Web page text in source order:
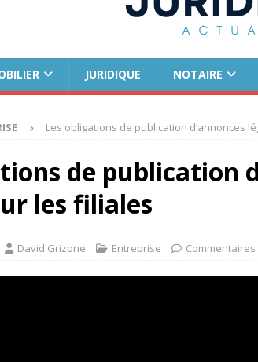
JURIDIQUE NOTAIRE
Les obligations de publication d’annonces
de publication
les filiales
David Grizone Entreprise